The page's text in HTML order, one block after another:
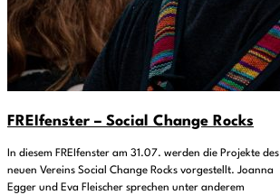
FREIfenster – Social Change Rocks
In diesem FREIfenster am 31.07. werden die Projekte des
neuen Vereins Social Change Rocks vorgestellt. Joanna
Egger und Eva Fleischer sprechen unter anderem